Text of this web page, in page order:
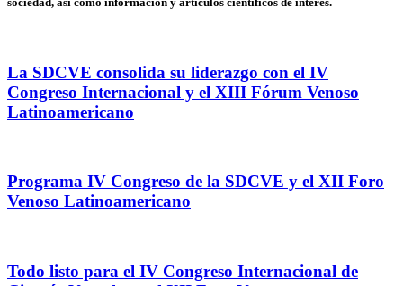
La SDCVE consolida su liderazgo con el IV
Congreso Internacional y el XIII Fórum Venoso
Latinoamericano
Programa IV Congreso de la SDCVE y el XII Foro
Venoso Latinoamericano
Todo listo para el IV Congreso Internacional de